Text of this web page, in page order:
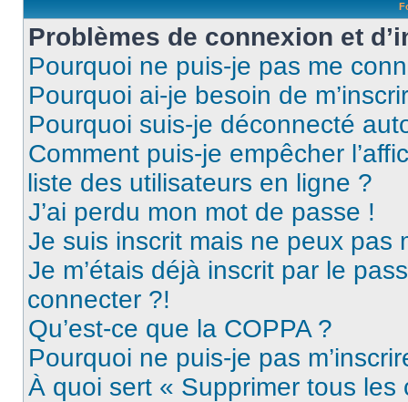
Problèmes de connexion et
Pourquoi ne puis-je pas me
Pourquoi ai-je besoin de
Pourquoi suis-je déconnecté
Comment puis-je empêcher
liste des utilisateurs en ligne ?
J’ai perdu mon mot de passe !
Je suis inscrit mais ne peux pas
Je m’étais déjà inscrit par le
connecter ?!
Qu’est-ce que la COPPA ?
Pourquoi ne puis-je pas
À quoi sert « Supprimer tous les